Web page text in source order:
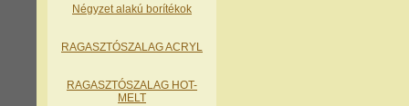
Négyzet alakú borítékok
RAGASZTÓSZALAG ACRYL
RAGASZTÓSZALAG HOT-
MELT